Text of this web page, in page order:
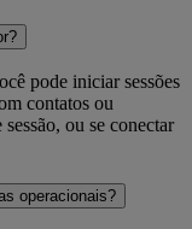
pode iniciar sessões
contatos ou
ou se conectar
operacionais?